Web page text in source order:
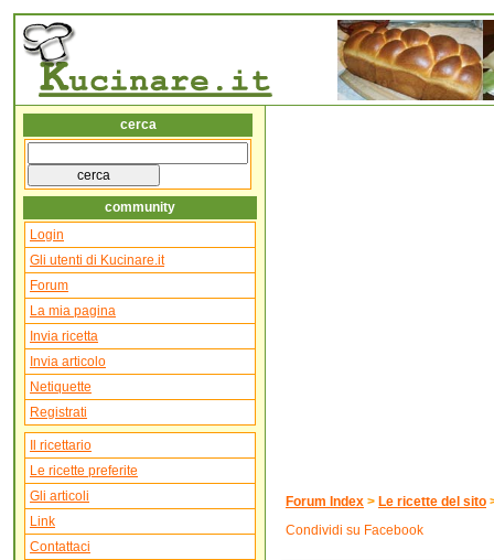
cerca
community
Login
Gli utenti di Kucinare.it
Forum
La mia pagina
Invia ricetta
Invia articolo
Netiquette
Registrati
Il ricettario
Le ricette preferite
Gli articoli
Link
Contattaci
Forum Index > Le ricette del sito
Condividi su Facebook